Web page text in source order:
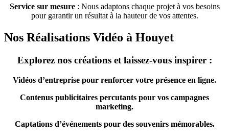
Service sur mesure: Nous adaptons chaque projet à vos besoins
pour garantir un résultat à la hauteur de vos attentes.
Nos Réalisations Vidéo à Houyet
Explorez nos créations et laissez-vous inspirer :
Vidéos d’entreprise pour renforcer votre présence en ligne.
Contenus publicitaires percutants pour vos campagnes
marketing.
Captations d’événements pour des souvenirs mémorables.